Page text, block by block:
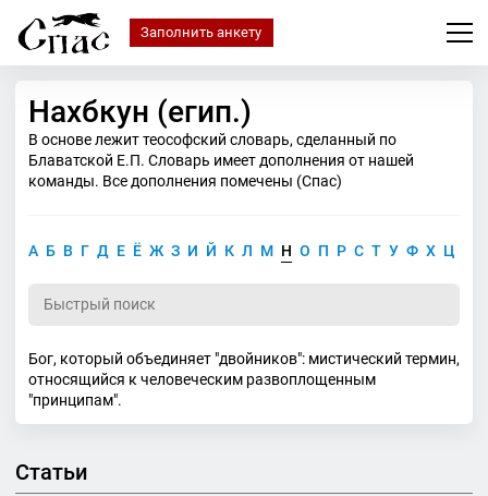
Заполнить анкету
Нахбкун (егип.)
В основе лежит теософский словарь, сделанный по
Блаватской Е.П. Словарь имеет дополнения от нашей
команды. Все дополнения помечены (Спас)
А Б В Г Д Е Ё Ж З И Й К Л М Н О П Р С Т У Ф Х Ц
Бог, который объединяет "двойников": мистический термин,
относящийся к человеческим развоплощенным
"принципам".
Статьи